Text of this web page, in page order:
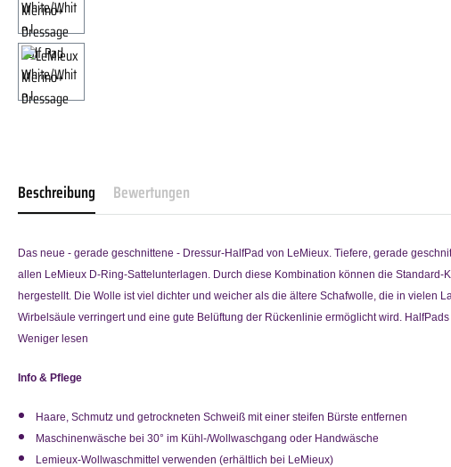
Beschreibung Bewertungen
Das neue - gerade geschnittene - Dressur-HalfPad von LeMieux. Tiefere, gerade
allen LeMieux D-Ring-Sattelunterlagen. Durch diese Kombination können die
hergestellt. Die Wolle ist viel dichter und weicher als die ältere Schafwolle, die in vielen
Wirbelsäule verringert und eine gute Belüftung der Rückenlinie ermöglicht wird.
Weniger lesen
Info & Pflege
Haare, Schmutz und getrockneten Schweiß mit einer steifen Bürste entfernen
Maschinenwäsche bei 30° im Kühl-/Wollwaschgang oder Handwäsche
Lemieux-Wollwaschmittel verwenden (erhältlich bei LeMieux)